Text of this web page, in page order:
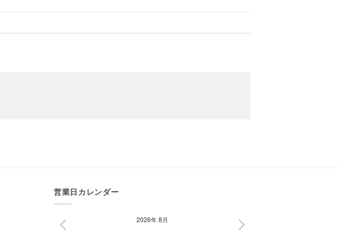
営業日カレンダー
2026年 8月